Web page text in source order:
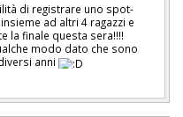
di registrare uno spot-
ad altri 4 ragazzi e
la finale questa sera!!!!
modo dato che sono
anni